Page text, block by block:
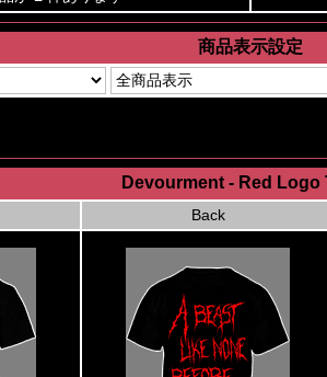
商品表示設定
Devourment - Red Logo
Back